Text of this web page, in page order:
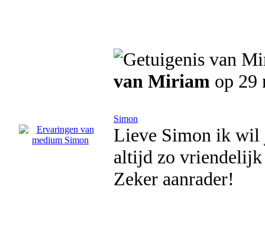
van Miriam op 29
Simon
Lieve Simon ik wil
altijd zo vriendelijk
Zeker aanrader!